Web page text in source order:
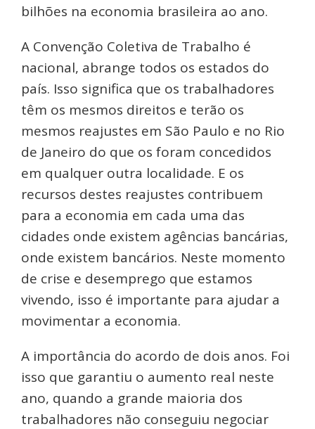
bilhões na economia brasileira ao ano.
A Convenção Coletiva de Trabalho é
nacional, abrange todos os estados do
país. Isso significa que os trabalhadores
têm os mesmos direitos e terão os
mesmos reajustes em São Paulo e no Rio
de Janeiro do que os foram concedidos
em qualquer outra localidade. E os
recursos destes reajustes contribuem
para a economia em cada uma das
cidades onde existem agências bancárias,
onde existem bancários. Neste momento
de crise e desemprego que estamos
vivendo, isso é importante para ajudar a
movimentar a economia.
A importância do acordo de dois anos. Foi
isso que garantiu o aumento real neste
ano, quando a grande maioria dos
trabalhadores não conseguiu negociar